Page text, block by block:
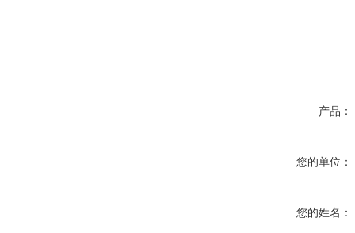
产品：
您的单位：
您的姓名：